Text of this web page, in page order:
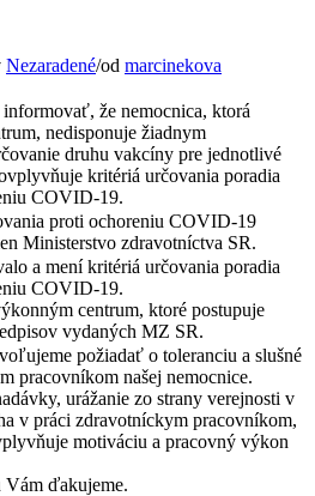
Nezaradené/od marcinekova
že nemocnica, ktorá
nedisponuje žiadnym
druhu vakcíny pre jednotlivé
kritériá určovania poradia
COVID-19.
proti ochoreniu COVID-19
Ministerstvo zdravotníctva SR.
a mení kritériá určovania poradia
COVID-19.
centrum, ktoré postupuje
vydaných MZ SR.
požiadať o toleranciu a slušné
pracovníkom našej nemocnice.
urážanie zo strany verejnosti v
v práci zdravotníckym pracovníkom,
motiváciu a pracovný výkon
Vám ďakujeme.